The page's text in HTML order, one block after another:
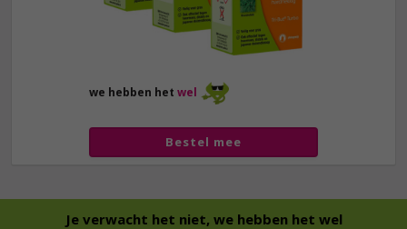
we hebben het wel
Bestel mee
Je verwacht het niet, we hebben het wel